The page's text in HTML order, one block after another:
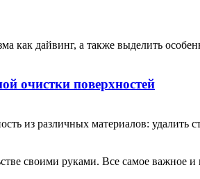
как дайвинг, а также выделить
очистки поверхностей
из различных материалов:
своими руками. Все самое важное и